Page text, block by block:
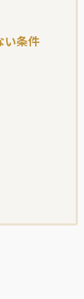
い条件